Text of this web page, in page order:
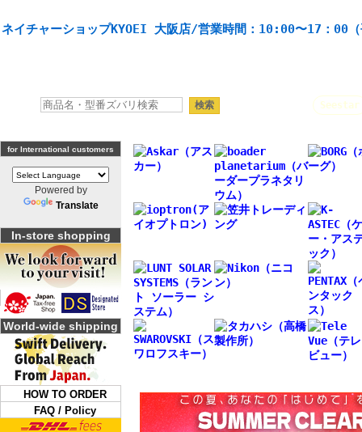
ネイチャーショップKYOEI 大阪店/営業時間：10:00〜17：00（
Seestar
for International customers
Powered by
Translate
In-store shopping
World-wide shipping
HOW TO ORDER
FAQ / Policy